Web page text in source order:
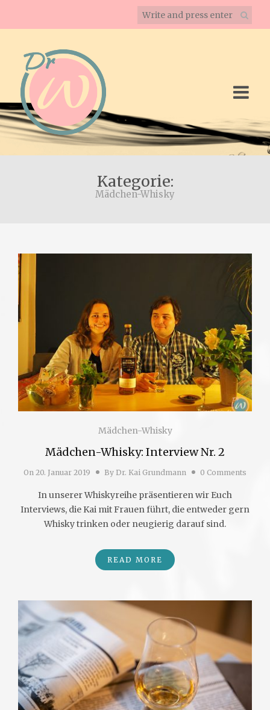
Kategorie:
Mädchen-Whisky
Mädchen-Whisky
Mädchen-Whisky: Interview Nr. 2
On 20. Januar 2019 By Dr. Kai Grundmann 0 Comments
In unserer Whiskyreihe präsentieren wir Euch
Interviews, die Kai mit Frauen führt, die entweder gern
Whisky trinken oder neugierig darauf sind.
READ MORE